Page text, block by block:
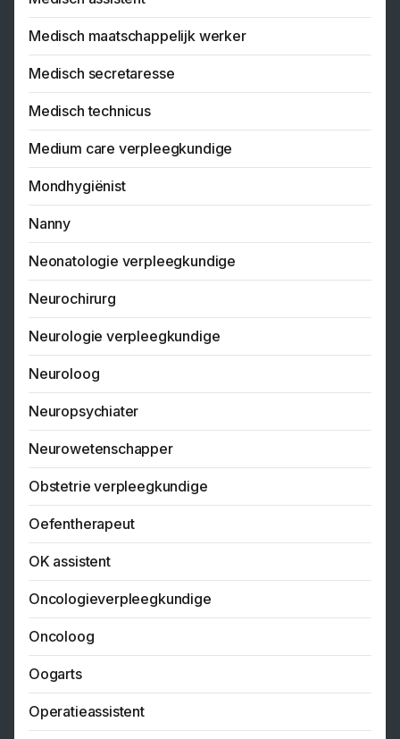
Medisch maatschappelijk werker
Medisch secretaresse
Medisch technicus
Medium care verpleegkundige
Mondhygiënist
Nanny
Neonatologie verpleegkundige
Neurochirurg
Neurologie verpleegkundige
Neuroloog
Neuropsychiater
Neurowetenschapper
Obstetrie verpleegkundige
Oefentherapeut
OK assistent
Oncologieverpleegkundige
Oncoloog
Oogarts
Operatieassistent